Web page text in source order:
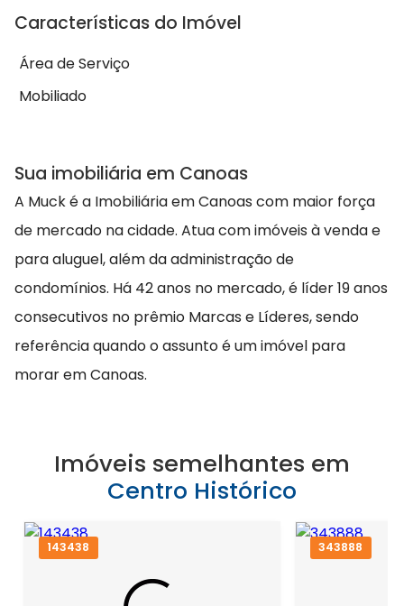
Características do Imóvel
Área de Serviço
Mobiliado
Sua imobiliária em Canoas
A Muck é a Imobiliária em Canoas com maior força
de mercado na cidade. Atua com imóveis à venda e
para aluguel, além da administração de
condomínios. Há 42 anos no mercado, é líder 19 anos
consecutivos no prêmio Marcas e Líderes, sendo
referência quando o assunto é um imóvel para
morar em Canoas.
Imóveis semelhantes em
Centro Histórico
143438 343888